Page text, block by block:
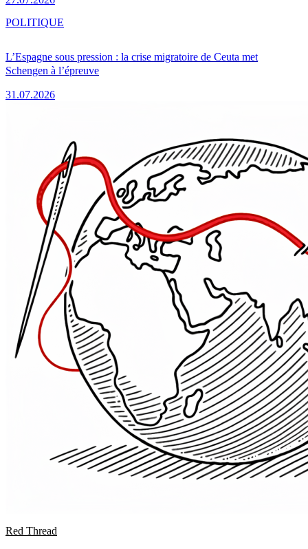
L’Espagne sous pression : la crise migratoire de Ceuta met
Schengen à l’épreuve
31.07.2026
POLITIQUE
Red Thread